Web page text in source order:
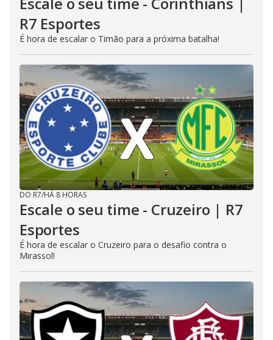
R7 Esportes
É hora de escalar o Timão para a próxima batalha!
DO R7/HÁ 8 HORAS
Escale o seu time - Cruzeiro | R7
Esportes
É hora de escalar o Cruzeiro para o desafio contra o
Mirassol!